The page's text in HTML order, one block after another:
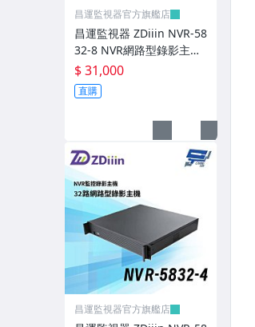
►超值優惠攝影機組合
門禁一把抓➜壞人跑光光
AHD 1080P 監視器攝影機
AHD 720P 監視器攝影機
◤偽裝高解攝影機
960H攝影機
Hometek 專區
▎SOYAL門禁防盜-轉換器
昌運監視器官方旗艦店
昌運監視器 ZDiiin NVR-58
32-8 NVR網路型錄影主機
$ 31,000
直購
昌運監視器官方旗艦店